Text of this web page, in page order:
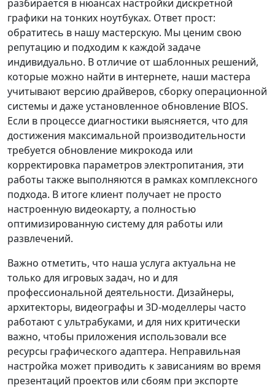
разбирается в нюансах настройки дискретной
графики на тонких ноутбуках. Ответ прост:
обратитесь в нашу мастерскую. Мы ценим свою
репутацию и подходим к каждой задаче
индивидуально. В отличие от шаблонных решений,
которые можно найти в интернете, наши мастера
учитывают версию драйверов, сборку операционной
системы и даже установленное обновление BIOS.
Если в процессе диагностики выясняется, что для
достижения максимальной производительности
требуется обновление микрокода или
корректировка параметров электропитания, эти
работы также выполняются в рамках комплексного
подхода. В итоге клиент получает не просто
настроенную видеокарту, а полностью
оптимизированную систему для работы или
развлечений.
Важно отметить, что наша услуга актуальна не
только для игровых задач, но и для
профессиональной деятельности. Дизайнеры,
архитекторы, видеографы и 3D-моделлеры часто
работают с ультрабуками, и для них критически
важно, чтобы приложения использовали все
ресурсы графического адаптера. Неправильная
настройка может приводить к зависаниям во время
презентаций проектов или сбоям при экспорте